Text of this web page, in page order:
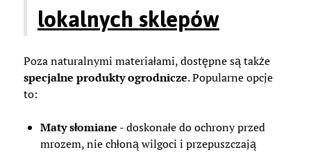
lokalnych sklepów
Poza naturalnymi materiałami, dostępne są także
specjalne produkty ogrodnicze. Popularne opcje
to:
Maty słomiane - doskonałe do ochrony przed
mrozem, nie chłoną wilgoci i przepuszczają